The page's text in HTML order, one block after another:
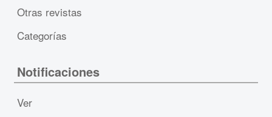
Otras revistas
Categorías
Notificaciones
Ver